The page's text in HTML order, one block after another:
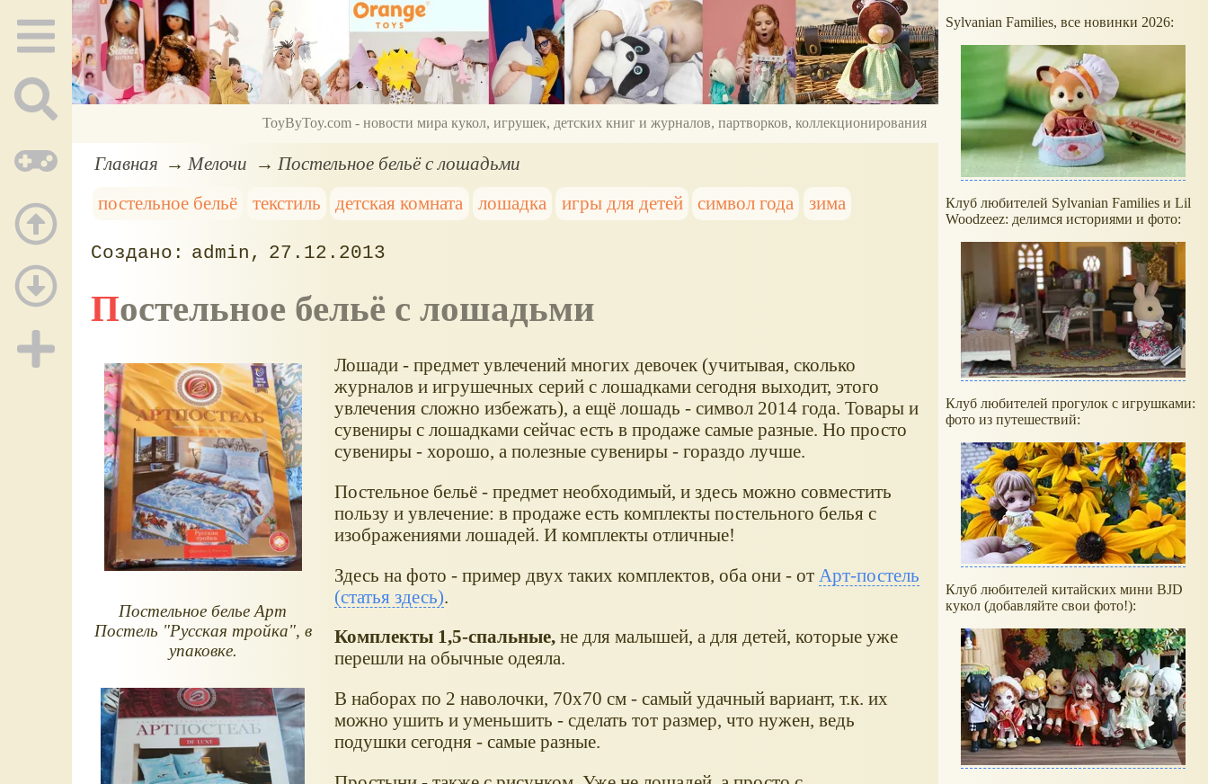
ToyByToy.com - новости мира кукол, игрушек, детских книг и журналов, партворков, коллекционирования
Главная Мелочи
Постельное бельё с лошадьми
постельное бельё
текстиль детская комната лошадка игры для детей символ года зима
admin 27.12.2013
Постельное бельё с лошадьми
Постельное белье Арт
Постель "Русская тройка", в
упаковке.
Лошади - предмет увлечений многих девочек (учитывая, сколько
журналов и игрушечных серий с лошадками сегодня выходит, этого
увлечения сложно избежать), а ещё лошадь - символ 2014 года. Товары и
сувениры с лошадками сейчас есть в продаже самые разные. Но просто
сувениры - хорошо, а полезные сувениры - гораздо лучше.
Постельное бельё - предмет необходимый, и здесь можно совместить
пользу и увлечение: в продаже есть комплекты постельного белья с
изображениями лошадей. И комплекты отличные!
Здесь на фото - пример двух таких комплектов, оба они - от Арт-постель
(статья здесь)
Комплекты 1,5-спальные,не для малышей, а для детей, которые уже
перешли на обычные одеяла.
В наборах по 2 наволочки, 70х70 см - самый удачный вариант, т.к. их
можно ушить и уменьшить - сделать тот размер, что нужен, ведь
подушки сегодня - самые разные.
Sylvanian Families, все новинки 2026:
Клуб любителей Sylvanian Families и Lil
Woodzeez: делимся историями и фото:
Клуб любителей прогулок с игрушками:
фото из путешествий:
Клуб любителей китайских мини BJD
кукол (добавляйте свои фото!):